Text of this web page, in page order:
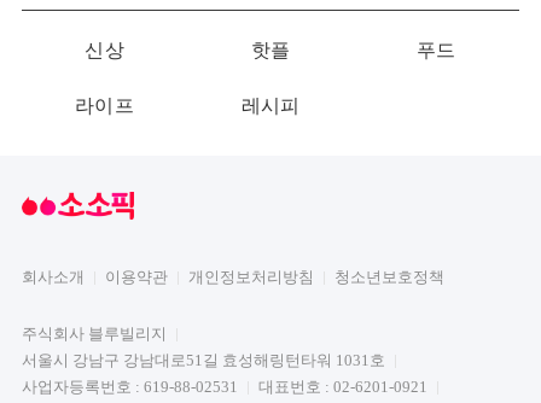
신상 핫플 푸드
라이프 레시피
회사소개 이용약관 개인정보처리방침 청소년보호정책
주식회사 블루빌리지
서울시 강남구 강남대로51길 효성해링턴타워 1031호
사업자등록번호 : 619-88-02531
대표번호 : 02-6201-0921